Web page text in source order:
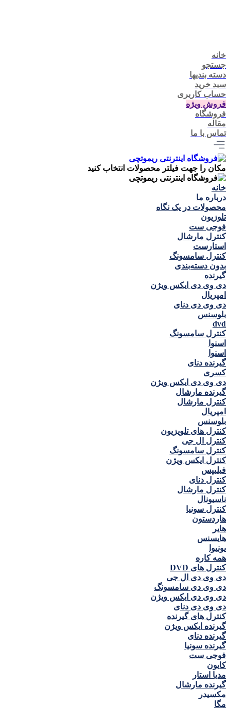
خانه
جستجو
دسته بندیها
سبد خرید
حساب کاربری
فروش ویژه
فروشگاه
مقاله
تماس با ما
مکان را جهت فیلتر محصولات انتخاب کنید
خانه
درباره ما
محصولات در یک نگاه
تلوزيون
فوجی ست
کنترل مارشال
استارست
کنترل سامسونگ
بدون دسته‌بندی
گيرنده
دی وی دی ايكس ويژن
امپريال
دی وی دی دنای
بلوسنس
dvd
کنترل سامسونگ
اسنوا
اسنوا
گیرنده دنای
كسری
دی وی دی ايكس ويژن
گیرنده مارشال
کنترل مارشال
امپريال
بلوسنس
کنترل های تلویزیون
کنترل ال جی
کنترل سامسونگ
کنترل ايكس ويژن
فيليپس
کنترل دنای
کنترل مارشال
ناسيونال
کنترل سونيا
هاردستون
هاير
هايسنس
يونيوا
همه كاره
کنترل های DVD
دی وی دی ال جی
دی وی دی سامسونگ
دی وی دی ايكس ويژن
دی وی دی دنای
کنترل های گیرنده
گیرنده ايكس ويژن
گیرنده دنای
گیرنده سونیا
فوجی ست
كايون
مديا استار
گیرنده مارشال
مكسيدر
مگا